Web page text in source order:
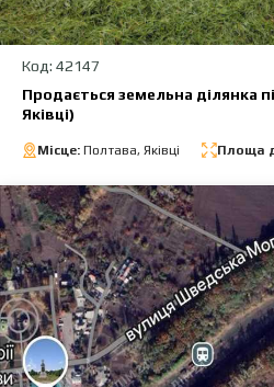
Код: 42147
Продається земельна ділянка
Яківці)
Місце: Полтава, Яківці Площа